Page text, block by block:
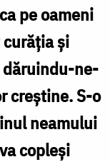
pe oameni
și
ne-
creștine. S-o
neamului
copleși